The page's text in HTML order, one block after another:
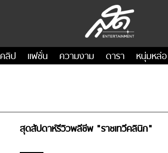
คลิป แฟชั่น ความงาม ดารา หนุ่มหล่อ
สุดสัปดาห์รีวิวพลีชีพ "ราชเทวีคลินิก"